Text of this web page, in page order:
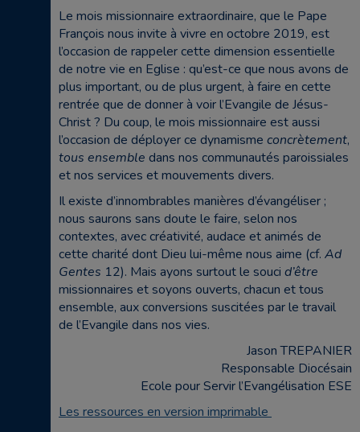
Le mois missionnaire extraordinaire, que le Pape
François nous invite à vivre en octobre 2019, est
l’occasion de rappeler cette dimension essentielle
de notre vie en Eglise : qu’est-ce que nous avons de
plus important, ou de plus urgent, à faire en cette
rentrée que de donner à voir l’Evangile de Jésus-
Christ ? Du coup, le mois missionnaire est aussi
l’occasion de déployer ce dynamisme concrètement,
tous ensemble dans nos communautés paroissiales
et nos services et mouvements divers.
Il existe d’innombrables manières d’évangéliser ;
nous saurons sans doute le faire, selon nos
contextes, avec créativité, audace et animés de
cette charité dont Dieu lui-même nous aime (cf. Ad
Gentes 12). Mais ayons surtout le souci d’être
missionnaires et soyons ouverts, chacun et tous
ensemble, aux conversions suscitées par le travail
de l’Evangile dans nos vies.
Jason TREPANIER
Responsable Diocésain
Ecole pour Servir l’Evangélisation ESE
Les ressources en version imprimable